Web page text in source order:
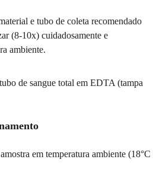
e tubo de coleta recomendado
(8-10x) cuidadosamente e
ambiente.
de sangue total em EDTA (tampa
em temperatura ambiente (18°C